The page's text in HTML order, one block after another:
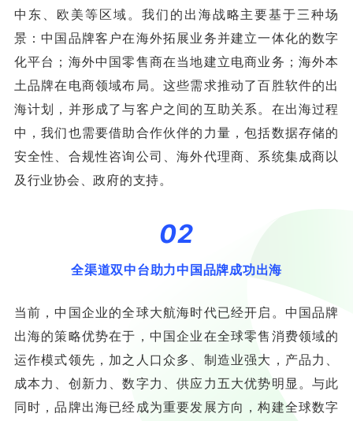
中东、欧美等区域。我们的出海战略主要基于三种场
景：中国品牌客户在海外拓展业务并建立一体化的数字
化平台；海外中国零售商在当地建立电商业务；海外本
土品牌在电商领域布局。这些需求推动了百胜软件的出
海计划，并形成了与客户之间的互助关系。在出海过程
中，我们也需要借助合作伙伴的力量，包括数据存储的
安全性、合规性咨询公司、海外代理商、系统集成商以
及行业协会、政府的支持。
02
全渠道双中台助力中国品牌成功出海
当前，中国企业的全球大航海时代已经开启。中国品牌
出海的策略优势在于，中国企业在全球零售消费领域的
运作模式领先，加之人口众多、制造业强大，产品力、
成本力、创新力、数字力、供应力五大优势明显。与此
同时，品牌出海已经成为重要发展方向，构建全球数字